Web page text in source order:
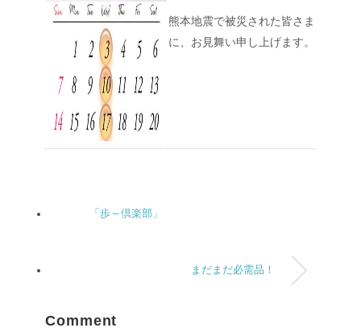
熊本地震で被災された皆さま
に、お見舞い申し上げます。
「歩～倶楽部」
まだまだ必需品！
Comment